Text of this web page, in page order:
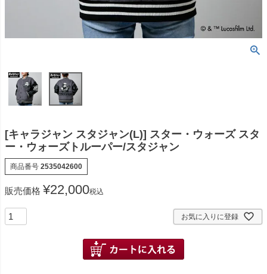
[キャラジャン スタジャン(L)] スター・ウォーズ スタ
ー・ウォーズトルーパー/スタジャン
商品番号 2535042600
販売価格 ¥22,000税込
お気に入りに登録